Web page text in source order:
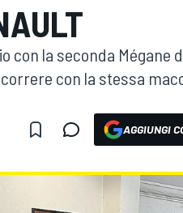
con la seconda Mégane
con la stessa
AGGIUNGI